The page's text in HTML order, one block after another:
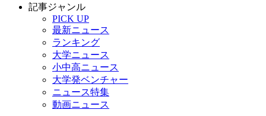
記事ジャンル
PICK UP
最新ニュース
ランキング
大学ニュース
小中高ニュース
大学発ベンチャー
ニュース特集
動画ニュース